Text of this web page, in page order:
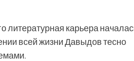
литературная карьера
всей жизни Давыдов тесно